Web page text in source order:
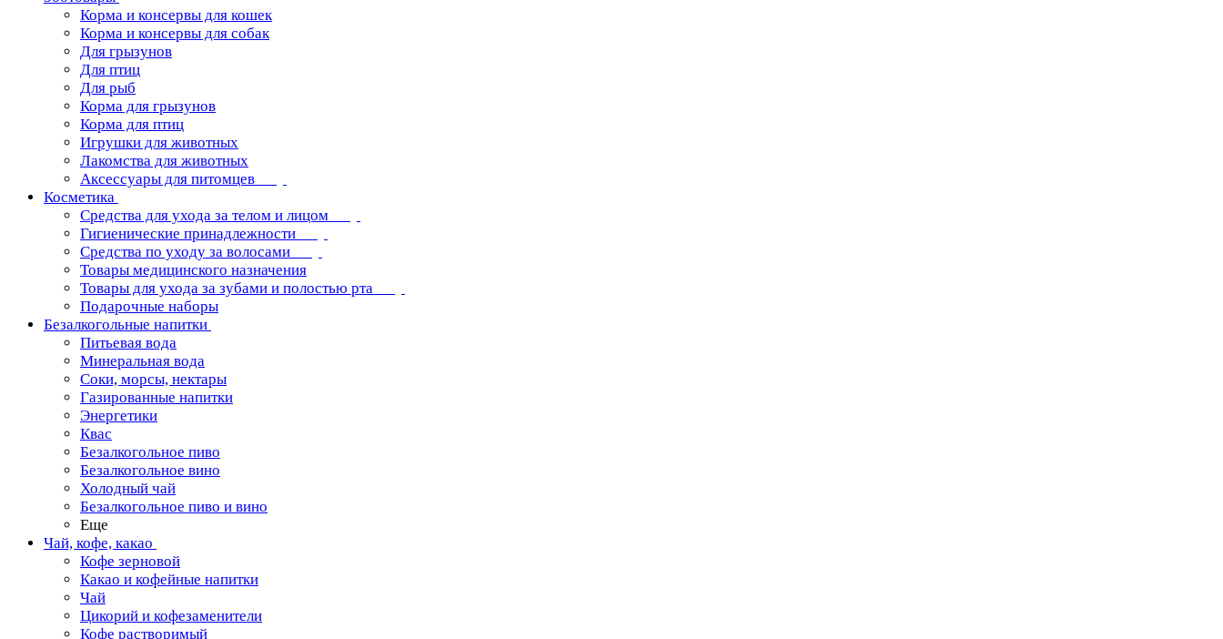
Корма и консервы для кошек
Корма и консервы для собак
Для грызунов
Для птиц
Для рыб
Корма для грызунов
Корма для птиц
Игрушки для животных
Лакомства для животных
Аксессуары для питомцев
Косметика
Средства для ухода за телом и лицом
Гигиенические принадлежности
Средства по уходу за волосами
Товары медицинского назначения
Товары для ухода за зубами и полостью рта
Подарочные наборы
Безалкогольные напитки
Питьевая вода
Минеральная вода
Соки, морсы, нектары
Газированные напитки
Энергетики
Квас
Безалкогольное пиво
Безалкогольное вино
Холодный чай
Безалкогольное пиво и вино
Еще
Чай, кофе, какао
Кофе зерновой
Какао и кофейные напитки
Чай
Цикорий и кофезаменители
Кофе растворимый